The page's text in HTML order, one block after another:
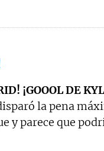
¡GOOOL DE
la pena
y parece que